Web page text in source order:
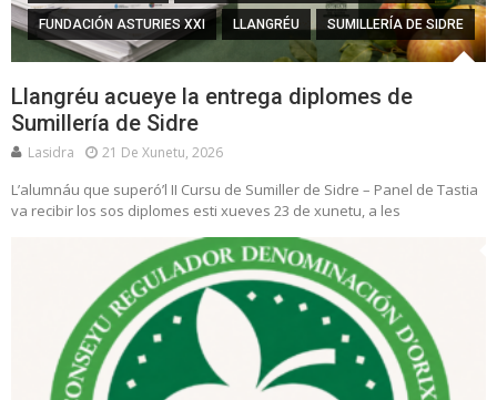
FUNDACIÓN ASTURIES XXI LLANGRÉU SUMILLERÍA DE SIDRE
Llangréu acueye la entrega diplomes de
Sumillería de Sidre
Lasidra 21 De Xunetu, 2026
L’alumnáu que superó’l II Cursu de Sumiller de Sidre – Panel de Tastia
va recibir los sos diplomes esti xueves 23 de xunetu, a les